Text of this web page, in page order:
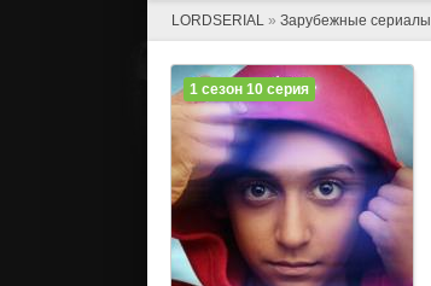
LORDSERIAL » Зарубежные сериалы
1 сезон 10 серия